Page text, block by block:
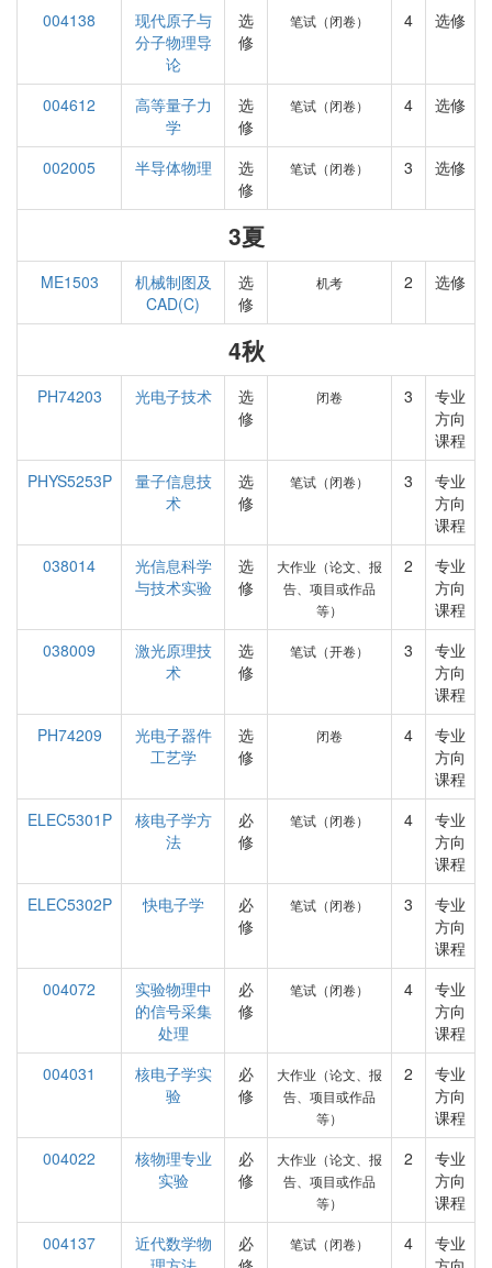
004138
现代原子与
分子物理导
论
选
修
笔试（闭卷） 4 选修
004612
高等量子力
学
选
修
笔试（闭卷） 4 选修
002005 半导体物理
选
修
笔试（闭卷） 3 选修
3夏
ME1503
机械制图及
CAD(C)
选
修
机考 2 选修
4秋
PH74203 光电子技术
选
修
闭卷 3
专业
方向
课程
PHYS5253P
量子信息技
术
选
修
笔试（闭卷） 3
专业
方向
课程
038014
光信息科学
与技术实验
选
修
大作业（论文、报
告、项目或作品
等）
2
专业
方向
课程
038009
激光原理技
术
选
修
笔试（开卷） 3
专业
方向
课程
PH74209
光电子器件
工艺学
选
修
闭卷 4
专业
方向
课程
ELEC5301P
核电子学方
法
必
修
笔试（闭卷） 4
专业
方向
课程
ELEC5302P
快电子学
必
修
笔试（闭卷） 3
专业
方向
课程
004072
实验物理中
的信号采集
处理
必
修
笔试（闭卷） 4
专业
方向
课程
004031
核电子学实
验
必
修
大作业（论文、报
告、项目或作品
等）
2
专业
方向
课程
004022
核物理专业
实验
必
修
大作业（论文、报
告、项目或作品
等）
2
专业
方向
课程
004137
近代数学物
必
笔试（闭卷） 4
专业